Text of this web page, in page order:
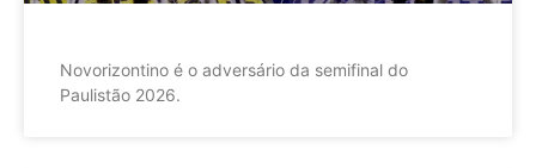
Novorizontino é o adversário da semifinal do
Paulistão 2026.